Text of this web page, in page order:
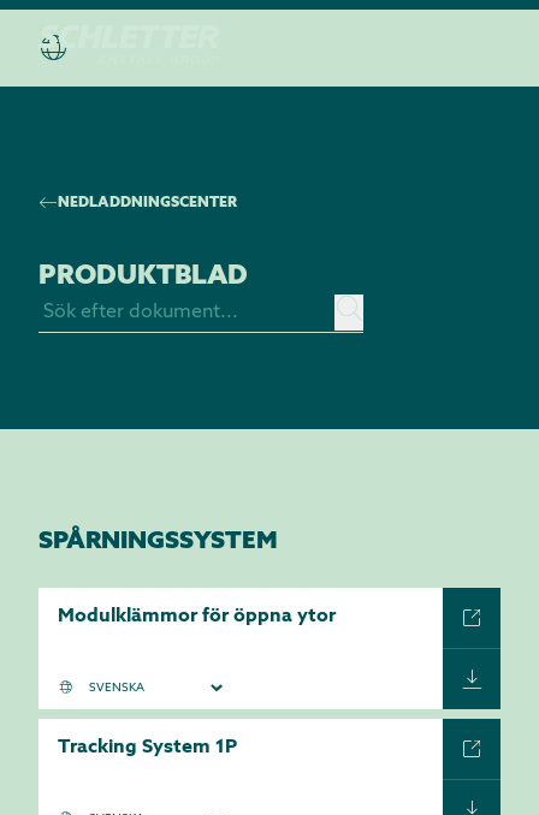
NEDLADDNINGSCENTER
PRODUKTBLAD
SPÅRNINGSSYSTEM
Modulklämmor för öppna ytor
Tracking System 1P